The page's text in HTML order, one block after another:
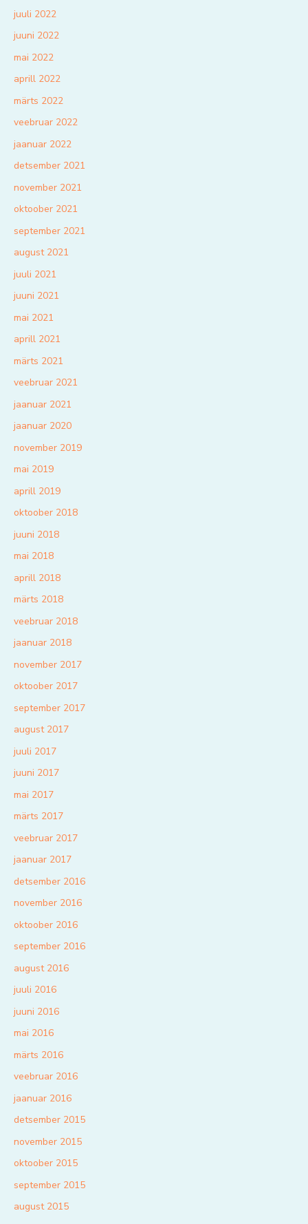
juuli 2022
juuni 2022
mai 2022
aprill 2022
märts 2022
veebruar 2022
jaanuar 2022
detsember 2021
november 2021
oktoober 2021
september 2021
august 2021
juuli 2021
juuni 2021
mai 2021
aprill 2021
märts 2021
veebruar 2021
jaanuar 2021
jaanuar 2020
november 2019
mai 2019
aprill 2019
oktoober 2018
juuni 2018
mai 2018
aprill 2018
märts 2018
veebruar 2018
jaanuar 2018
november 2017
oktoober 2017
september 2017
august 2017
juuli 2017
juuni 2017
mai 2017
märts 2017
veebruar 2017
jaanuar 2017
detsember 2016
november 2016
oktoober 2016
september 2016
august 2016
juuli 2016
juuni 2016
mai 2016
märts 2016
veebruar 2016
jaanuar 2016
detsember 2015
november 2015
oktoober 2015
september 2015
august 2015